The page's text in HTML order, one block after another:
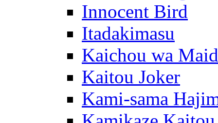
Innocent Bird
Itadakimasu
Kaichou wa
Kaitou Joker
Kami-sama